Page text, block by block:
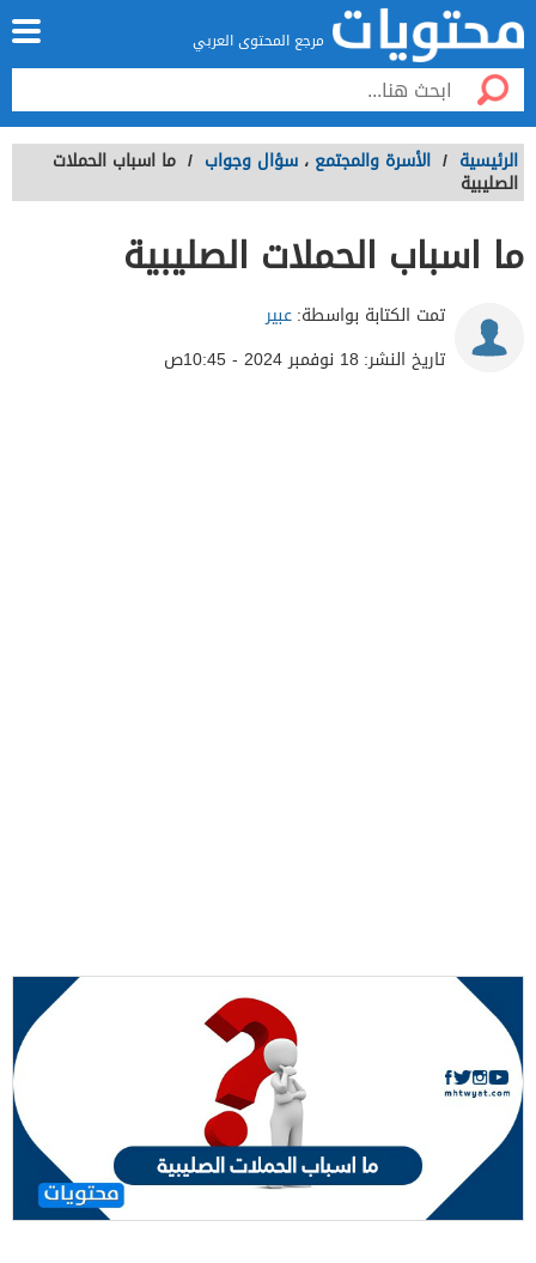
مرجع المحتوى العربي
الرئيسية / الأسرة والمجتمع ، سؤال وجواب / ما اسباب الحملات
الصليبية
ما اسباب الحملات الصليبية
تمت الكتابة بواسطة:عبير
تاريخ النشر: 18 نوفمبر 2024 - 10:45ص